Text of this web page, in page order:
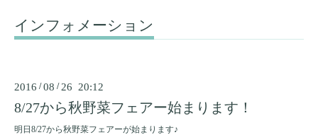
インフォメーション
2016 /08 / 26 20:12
8/27から秋野菜フェアー始まります！
明日8/27から秋野菜フェアーが始まります♪